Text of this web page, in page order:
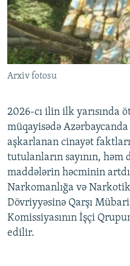
Arxiv fotosu
2026-cı ilin ilk yarısında
müqayisədə
aşkarlanan cinayət
tutulanların sayının, həm
maddələrin həcminin
Narkomanlığa və
Dövriyyəsinə Qarşı
Komissiyasının İşçi
edilir.